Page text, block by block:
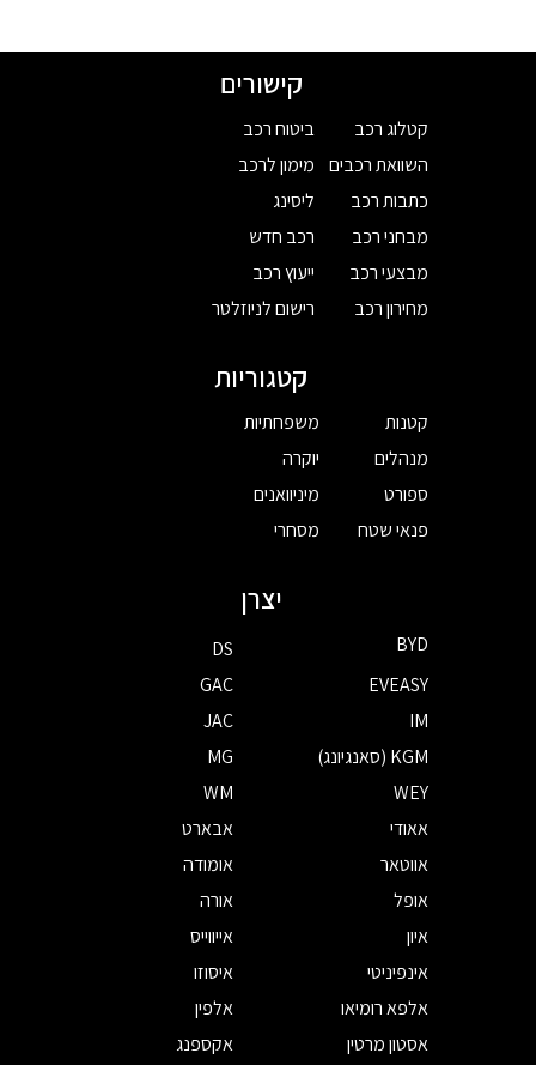
קישורים
קטלוג רכב
השוואת רכבים
כתבות רכב
מבחני רכב
מבצעי רכב
מחירון רכב
ביטוח רכב
מימון לרכב
ליסינג
רכב חדש
ייעוץ רכב
רישום לניוזלטר
קטגוריות
קטנות
מנהלים
ספורט
פנאי שטח
משפחתיות
יוקרה
מיניוואנים
מסחרי
יצרן
BYD
DS
EVEASY
GAC
IM
JAC
KGM (סאנגיונג)
MG
WEY
WM
אאודי
אבארט
אווטאר
אומודה
אופל
אורה
איון
אייווייס
אינפיניטי
איסוזו
אלפא רומיאו
אלפין
אסטון מרטין
אקספנג